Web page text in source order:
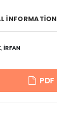
INFORMATION
,İRFAN
PDF